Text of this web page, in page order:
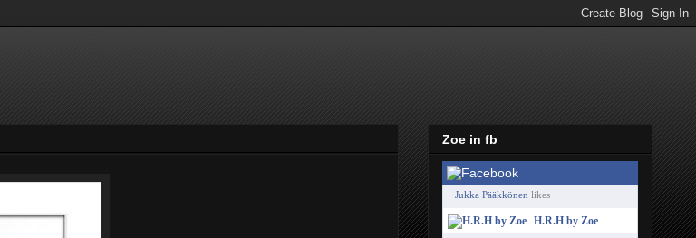
Zoe in fb
Jukka Pääkkönen likes
H.R.H by Zoe